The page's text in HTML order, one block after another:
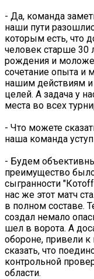
- Да, команда
наши пути
которым есть, что
человек старше 30
рождения и
сочетание опыта и
нашим действиям и
целей. А задача у
места во всех
- Что можете
наша команда
- Будем
преимущество было
сыгранности
нас же этот матч
в полном составе.
создал немало
шел в ворота. А
обороне, привели к
сказать, что
контрольной
области.